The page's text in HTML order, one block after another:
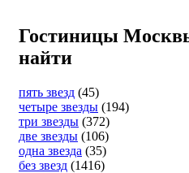
Гостиницы
найти
пять звезд (45)
четыре звезды (194)
три звезды (372)
две звезды (106)
одна звезда (35)
без звезд (1416)